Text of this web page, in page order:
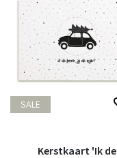
SALE
Kerstkaart 'Ik de